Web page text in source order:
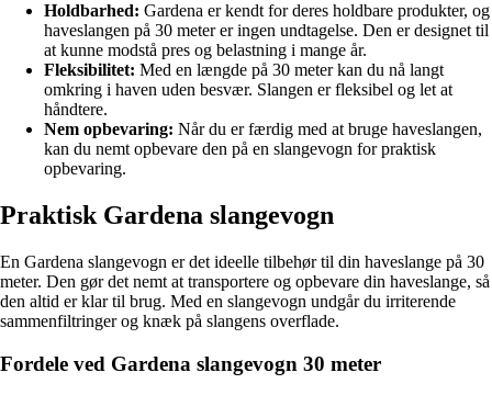
Holdbarhed: Gardena er kendt for deres holdbare produkter, og
haveslangen på 30 meter er ingen undtagelse. Den er designet til
at kunne modstå pres og belastning i mange år.
Fleksibilitet: Med en længde på 30 meter kan du nå langt
omkring i haven uden besvær. Slangen er fleksibel og let at
håndtere.
Nem opbevaring: Når du er færdig med at bruge haveslangen,
kan du nemt opbevare den på en slangevogn for praktisk
opbevaring.
Praktisk Gardena slangevogn
En Gardena slangevogn er det ideelle tilbehør til din haveslange på 30
meter. Den gør det nemt at transportere og opbevare din haveslange, så
den altid er klar til brug. Med en slangevogn undgår du irriterende
sammenfiltringer og knæk på slangens overflade.
Fordele ved Gardena slangevogn 30 meter